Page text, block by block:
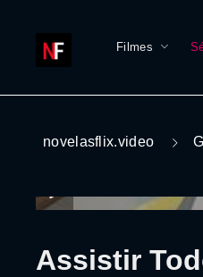
Filmes
novelasflix.video
Assistir